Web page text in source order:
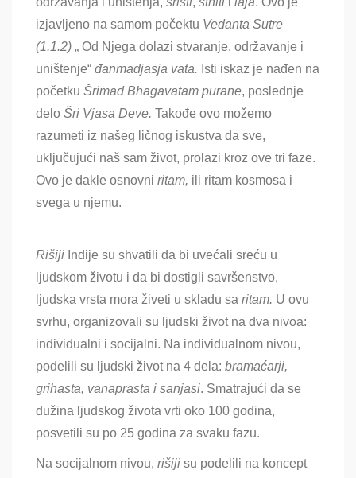
izjavljeno na samom počektu Vedanta Sutre
(1.1.2) „ Od Njega dolazi stvaranje, održavanje i
uništenje“ đanmadjasja vata. Isti iskaz je nađen na
početku Šrimad Bhagavatam purane, poslednje
delo Šri Vjasa Deve. Takođe ovo možemo
razumeti iz našeg ličnog iskustva da sve,
uključujući naš sam život, prolazi kroz ove tri faze.
Ovo je dakle osnovni ritam, ili ritam kosmosa i
svega u njemu.
Rišiji Indije su shvatili da bi uvećali sreću u
ljudskom životu i da bi dostigli savršenstvo,
ljudska vrsta mora živeti u skladu sa ritam. U ovu
svrhu, organizovali su ljudski život na dva nivoa:
individualni i socijalni. Na individualnom nivou,
podelili su ljudski život na 4 dela: bramaćarji,
grihasta, vanaprasta i sanjasi. Smatrajući da se
dužina ljudskog života vrti oko 100 godina,
posvetili su po 25 godina za svaku fazu.
Na socijalnom nivou, rišiji su podelili na koncept